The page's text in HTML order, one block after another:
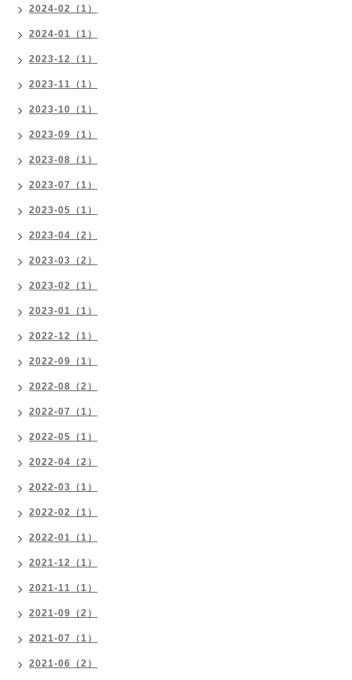
2024-02（1）
2024-01（1）
2023-12（1）
2023-11（1）
2023-10（1）
2023-09（1）
2023-08（1）
2023-07（1）
2023-05（1）
2023-04（2）
2023-03（2）
2023-02（1）
2023-01（1）
2022-12（1）
2022-09（1）
2022-08（2）
2022-07（1）
2022-05（1）
2022-04（2）
2022-03（1）
2022-02（1）
2022-01（1）
2021-12（1）
2021-11（1）
2021-09（2）
2021-07（1）
2021-06（2）